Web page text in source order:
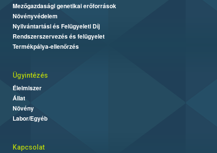
Mezőgazdasági genetikai erőforrások
Növényvédelem
Nyilvántartási és Felügyeleti Díj
Rendszerszervezés és felügyelet
Termékpálya-ellenőrzés
Ügyintézés
Élelmiszer
Állat
Növény
Labor/Egyéb
Kapcsolat